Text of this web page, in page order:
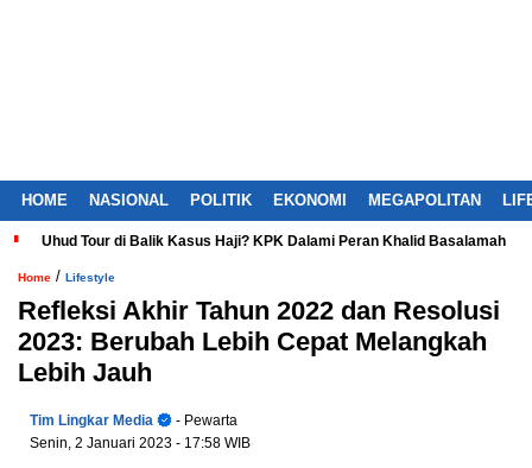
HOME NASIONAL POLITIK EKONOMI MEGAPOLITAN
Uhud Tour di Balik Kasus Haji? KPK Dalami Peran Khalid Basalamah
Home / Lifestyle
Refleksi Akhir Tahun 2022 dan Resolusi
2023: Berubah Lebih Cepat Melangkah
Lebih Jauh
Tim Lingkar Media
- Pewarta
Senin, 2 Januari 2023 - 17:58 WIB